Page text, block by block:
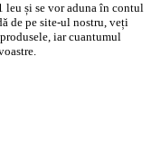
leu și se vor aduna în contul
de pe site-ul nostru, veți
iar cuantumul